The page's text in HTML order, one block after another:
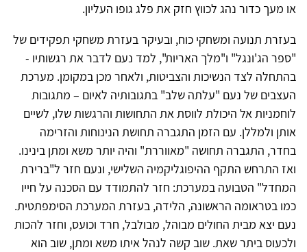
או מעך כדור נהג לכווץ חזק את פלג גופו העליון.
בעזרת תנועה ומשחקי כוח, ובעיקר בעזרת משחקי תפקידים של
"ספר הג'ונגל" ו"מלך האריות", למד נעם לדבר את רגשותיו -
בהתחלה לצד הנשיכות והצביטות, ולאחר מכן במקומן. מערכת
העצבים של נעם "עלתה שלב" בתגובותיה לאיום – מתגובות
לוחמניות אל היכולת לווסת את התחושות והרגשות שלו, לשיים
אותן ולמללן. עם הזמן התגברה תחושת הנינוחות והזרימה
בחדר, התגברה תחושה "מאווררת" והיה יותר משא ומתן בינינו.
ואז התרחש התקף ההיפוגליקמיה השלישי, ונעם חזר ל"ברירת
המחדל" הטבועה במערכת: חזר להתמודד עם הסכנה על חייו
כמו בטראומה הראשונה, הלידה, בעזרת המערכת הסימפתטית.
נעם יצא מבית החולים מבוהל, מבולבל, חרד וכועס, וחזר להכות
ולכעוס ביתר שאת. שוב קשה לנהל איתו משא ומתן, שוב הוא